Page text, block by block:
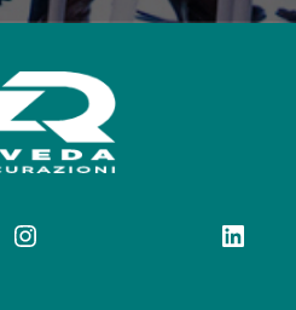
Instagram LinkedIn